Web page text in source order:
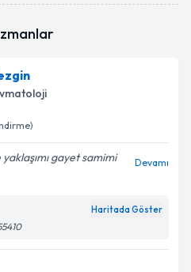
gayet samimi
Devamı
Haritada Göster